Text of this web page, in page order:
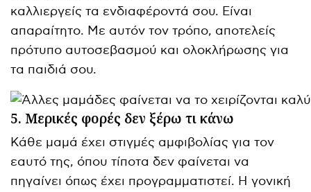
καλλιεργείς τα ενδιαφέροντά σου. Είναι
απαραίτητο. Με αυτόν τον τρόπο, αποτελείς
πρότυπο αυτοσεβασμού και ολοκλήρωσης για
τα παιδιά σου.
5. Μερικές φορές δεν ξέρω τι κάνω
Κάθε μαμά έχει στιγμές αμφιβολίας για τον
εαυτό της, όπου τίποτα δεν φαίνεται να
πηγαίνει όπως έχει προγραμματιστεί. Η γονική